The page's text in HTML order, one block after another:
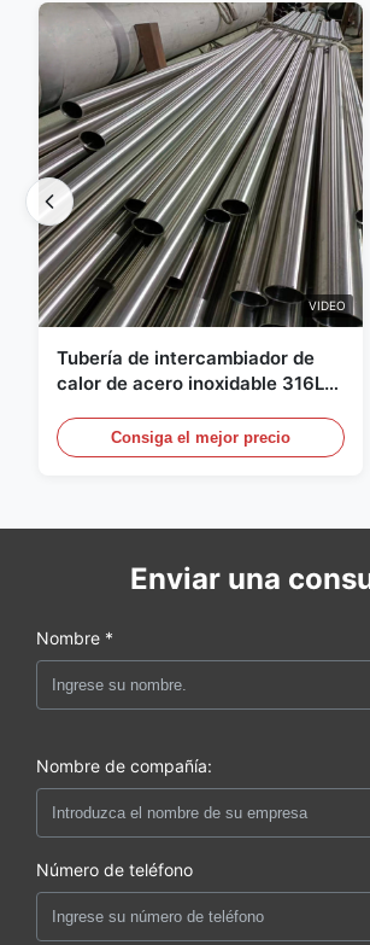
VIDEO
Tubería de intercambiador de
calor de acero inoxidable 316L
corrosiónConsiga el mejor precio
Enviar una
Nombre *
Nombre de compañía:
Número de teléfono